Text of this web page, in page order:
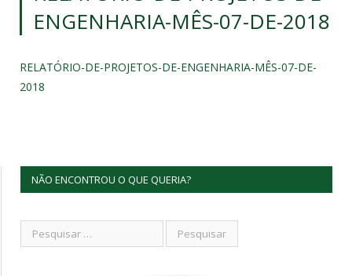
ENGENHARIA-MÊS-07-DE-2018
RELATÓRIO-DE-PROJETOS-DE-ENGENHARIA-MÊS-07-DE-
2018
NÃO ENCONTROU O QUE QUERIA?